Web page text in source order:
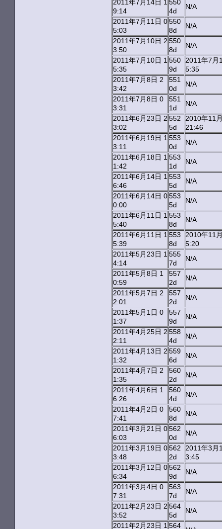
2011年7月14日 1
9:14
550
4d
N/A
2011年7月11日 0
5:03
550
8d
N/A
2011年7月10日 2
3:50
550
8d
N/A
2011年7月10日 1
5:35
550
9d
2011年7月
5:35
2011年7月8日 2
3:42
551
0d
N/A
2011年7月8日 0
3:31
551
1d
N/A
2011年6月23日 2
3:02
552
5d
2010年11
21:46
2011年6月19日 1
3:11
553
0d
N/A
2011年6月18日 1
1:42
553
1d
N/A
2011年6月14日 1
6:46
553
5d
N/A
2011年6月14日 0
0:00
553
5d
N/A
2011年6月11日 1
5:40
553
8d
N/A
2011年6月11日 1
5:39
553
8d
2010年11
5:20
2011年5月23日 1
4:14
555
7d
N/A
2011年5月8日 1
0:59
557
2d
N/A
2011年5月7日 2
2:01
557
2d
N/A
2011年5月1日 0
1:37
557
9d
N/A
2011年4月25日 2
2:11
558
4d
N/A
2011年4月13日 2
1:32
559
6d
N/A
2011年4月7日 2
1:35
560
2d
N/A
2011年4月6日 1
6:26
560
4d
N/A
2011年4月2日 0
7:41
560
8d
N/A
2011年3月21日 0
6:03
562
0d
N/A
2011年3月19日 0
3:48
562
2d
2011年3月
3:45
2011年3月12日 0
6:34
562
9d
N/A
2011年3月4日 0
7:31
563
7d
N/A
2011年2月23日 2
3:52
564
5d
N/A
2011年2月23日 1 564